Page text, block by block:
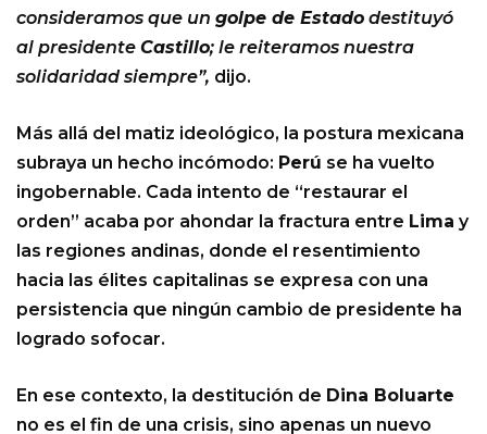
consideramos que un golpe de Estado destituyó
al presidente Castillo; le reiteramos nuestra
solidaridad siempre”, dijo.
Más allá del matiz ideológico, la postura mexicana
subraya un hecho incómodo: Perú se ha vuelto
ingobernable. Cada intento de “restaurar el
orden” acaba por ahondar la fractura entre Lima y
las regiones andinas, donde el resentimiento
hacia las élites capitalinas se expresa con una
persistencia que ningún cambio de presidente ha
logrado sofocar.
En ese contexto, la destitución de Dina Boluarte
no es el fin de una crisis, sino apenas un nuevo